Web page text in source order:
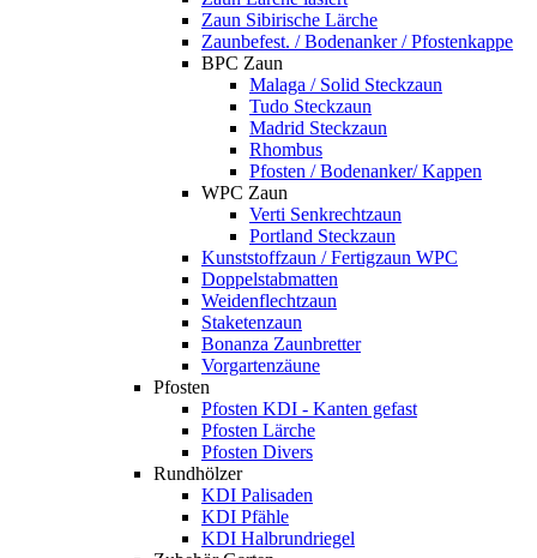
Zaun Sibirische Lärche
Zaunbefest. / Bodenanker / Pfostenkappe
BPC Zaun
Malaga / Solid Steckzaun
Tudo Steckzaun
Madrid Steckzaun
Rhombus
Pfosten / Bodenanker/ Kappen
WPC Zaun
Verti Senkrechtzaun
Portland Steckzaun
Kunststoffzaun / Fertigzaun WPC
Doppelstabmatten
Weidenflechtzaun
Staketenzaun
Bonanza Zaunbretter
Vorgartenzäune
Pfosten
Pfosten KDI - Kanten gefast
Pfosten Lärche
Pfosten Divers
Rundhölzer
KDI Palisaden
KDI Pfähle
KDI Halbrundriegel